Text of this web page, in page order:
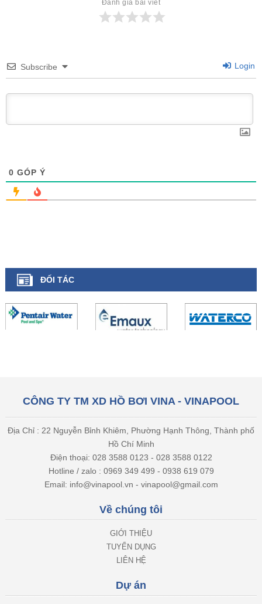
Đánh giá bài viết
Subscribe Login
0 GÓP Ý
ĐỐI TÁC
CÔNG TY TM XD HỒ BƠI VINA - VINAPOOL
Địa Chỉ : 22 Nguyễn Bỉnh Khiêm, Phường Hạnh Thông, Thành phố
Hồ Chí Minh
Điện thoại: 028 3588 0123 - 028 3588 0122
Hotline / zalo : 0969 349 499 - 0938 619 079
Email: info@vinapool.vn - vinapool@gmail.com
Về chúng tôi
GIỚI THIỆU
TUYỂN DỤNG
LIÊN HỆ
Dự án